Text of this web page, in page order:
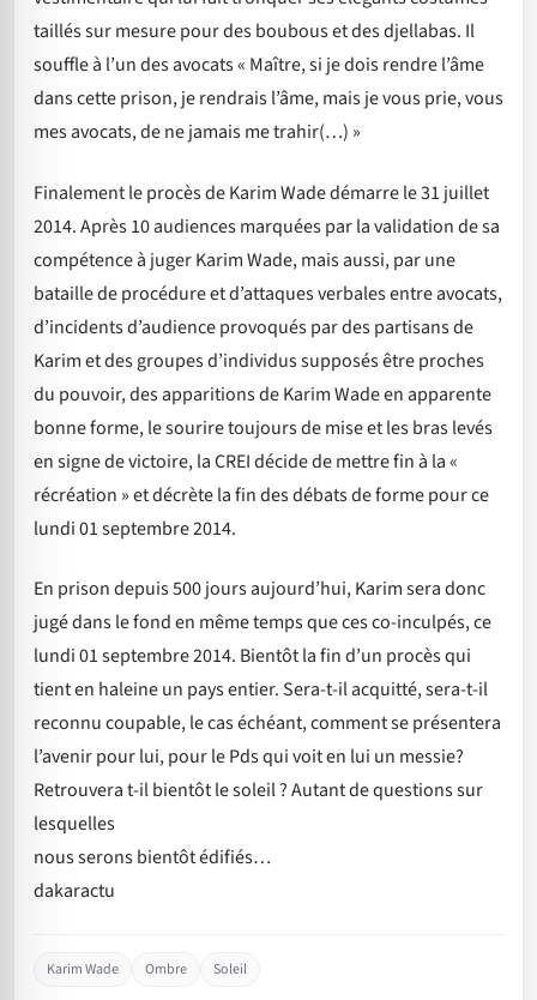
taillés sur mesure pour des boubous et des djellabas. Il
souffle à l’un des avocats « Maître, si je dois rendre l’âme
dans cette prison, je rendrais l’âme, mais je vous prie, vous
mes avocats, de ne jamais me trahir(…) »
Finalement le procès de Karim Wade démarre le 31 juillet
2014. Après 10 audiences marquées par la validation de sa
compétence à juger Karim Wade, mais aussi, par une
bataille de procédure et d’attaques verbales entre avocats,
d’incidents d’audience provoqués par des partisans de
Karim et des groupes d’individus supposés être proches
du pouvoir, des apparitions de Karim Wade en apparente
bonne forme, le sourire toujours de mise et les bras levés
en signe de victoire, la CREI décide de mettre fin à la «
récréation » et décrète la fin des débats de forme pour ce
lundi 01 septembre 2014.
En prison depuis 500 jours aujourd’hui, Karim sera donc
jugé dans le fond en même temps que ces co-inculpés, ce
lundi 01 septembre 2014. Bientôt la fin d’un procès qui
tient en haleine un pays entier. Sera-t-il acquitté, sera-t-il
reconnu coupable, le cas échéant, comment se présentera
l’avenir pour lui, pour le Pds qui voit en lui un messie?
Retrouvera t-il bientôt le soleil ? Autant de questions sur
lesquelles
nous serons bientôt édifiés…
dakaractu
Karim Wade Ombre Soleil